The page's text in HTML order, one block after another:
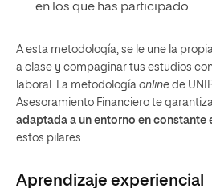
en los que has participado.
A esta metodología, se le une la
a clase y compaginar tus estudios
laboral. La metodología online de
Asesoramiento Financiero te
adaptada a un entorno en constante
estos pilares:
Aprendizaje experiencial